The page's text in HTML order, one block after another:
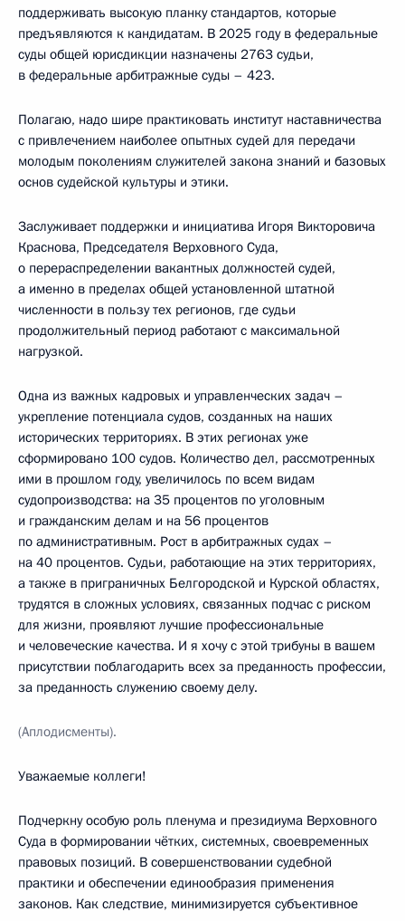
поддерживать высокую планку стандартов, которые
предъявляются к кандидатам. В 2025 году в федеральные
суды общей юрисдикции назначены 2763 судьи,
в федеральные арбитражные суды – 423.
Полагаю, надо шире практиковать институт наставничества
с привлечением наиболее опытных судей для передачи
молодым поколениям служителей закона знаний и базовых
основ судейской культуры и этики.
Заслуживает поддержки и инициатива Игоря Викторовича
Краснова, Председателя Верховного Суда,
о перераспределении вакантных должностей судей,
а именно в пределах общей установленной штатной
численности в пользу тех регионов, где судьи
продолжительный период работают с максимальной
нагрузкой.
Одна из важных кадровых и управленческих задач –
укрепление потенциала судов, созданных на наших
исторических территориях. В этих регионах уже
сформировано 100 судов. Количество дел, рассмотренных
ими в прошлом году, увеличилось по всем видам
судопроизводства: на 35 процентов по уголовным
и гражданским делам и на 56 процентов
по административным. Рост в арбитражных судах –
на 40 процентов. Судьи, работающие на этих территориях,
а также в приграничных Белгородской и Курской областях,
трудятся в сложных условиях, связанных подчас с риском
для жизни, проявляют лучшие профессиональные
и человеческие качества. И я хочу с этой трибуны в вашем
присутствии поблагодарить всех за преданность профессии,
за преданность служению своему делу.
(Аплодисменты).
Уважаемые коллеги!
Подчеркну особую роль пленума и президиума Верховного
Суда в формировании чётких, системных, своевременных
правовых позиций. В совершенствовании судебной
практики и обеспечении единообразия применения
законов. Как следствие, минимизируется субъективное